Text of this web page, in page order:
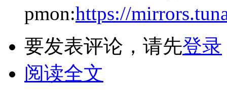
pmon:https://
要发表评论，请先登录
阅读全文